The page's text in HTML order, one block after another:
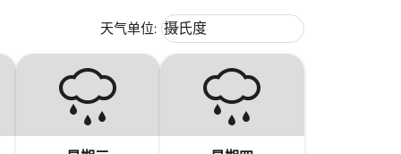
天气单位: Weather unit option 摄氏度
摄氏度
keyboard_arrow_down